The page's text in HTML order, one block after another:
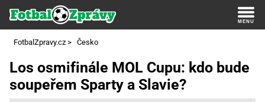
FotbalZpravy.cz > Česko
Los osmifinále MOL Cupu: kdo bude
soupeřem Sparty a Slavie?